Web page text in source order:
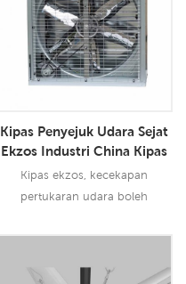
Kipas Penyejuk Udara Sejat
Ekzos Industri China Kipas
Ekzos Garaj Pengeluar Kipas
Ekzos Pertanian
Kipas ekzos, kecekapan
pertukaran udara boleh
Jadi kipas ekzos banyak
Baca Lebih Lanjut